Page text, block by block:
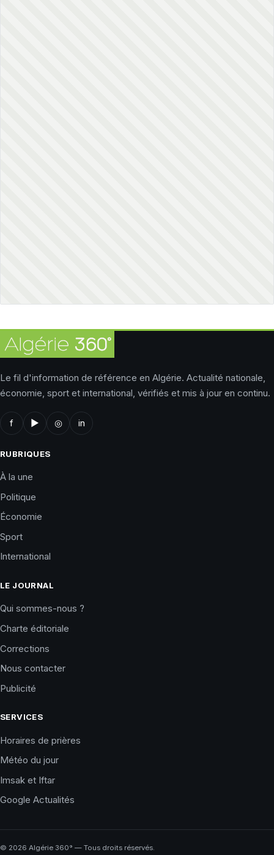
Le fil d'information de référence en Algérie. Actualité nationale,
économie, sport et international, vérifiés et mis à jour en continu.
f ▶ ◎ in
RUBRIQUES
À la une
Politique
Économie
Sport
International
LE JOURNAL
Qui sommes-nous ?
Charte éditoriale
Corrections
Nous contacter
Publicité
SERVICES
Horaires de prières
Météo du jour
Imsak et Iftar
Google Actualités
© 2026 Algérie 360° — Tous droits réservés.